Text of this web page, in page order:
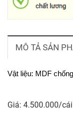
MÔ TẢ SẢN
Vật liệu: MDF
Giá: 4.500.000/